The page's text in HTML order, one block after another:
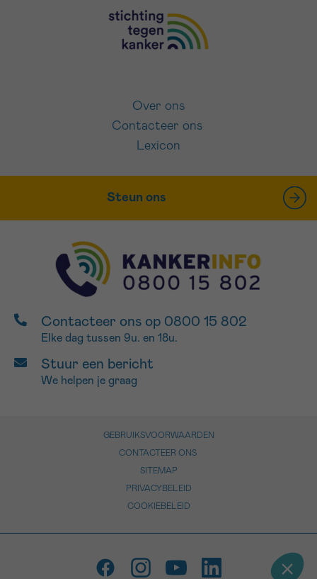
Over ons
Contacteer ons
Lexicon
Steun ons
Contacteer ons op 0800 15 802
Elke dag tussen 9u. en 18u.
Stuur een bericht
We helpen je graag
GEBRUIKSVOORWAARDEN
CONTACTEER ONS
SITEMAP
PRIVACYBELEID
COOKIEBELEID